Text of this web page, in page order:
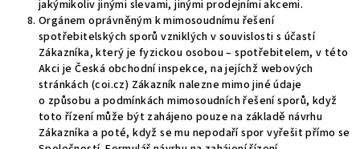
jakýmikoliv jinými slevami, jinými prodejními akcemi.
Orgánem oprávněným k mimosoudnímu řešení
spotřebitelských sporů vzniklých v souvislosti s účastí
Zákazníka, který je fyzickou osobou – spotřebitelem, v této
Akci je Česká obchodní inspekce, na jejíchž webových
stránkách (coi.cz) Zákazník nalezne mimo jiné údaje
o způsobu a podmínkách mimosoudních řešení sporů, když
toto řízení může být zahájeno pouze na základě návrhu
Zákazníka a poté, když se mu nepodaří spor vyřešit přímo se